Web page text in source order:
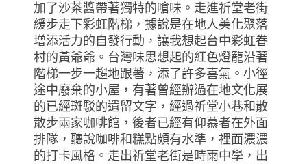
加了沙茶醬帶著獨特的嗆味。走進祈堂老街
緩步走下彩虹階梯，據說是在地人美化聚落
增添活力的自發行動，讓我想起台中彩虹眷
村的黃爺爺。台灣味思想起的紅色燈籠沿著
階梯一步一趨地跟著，添了許多喜氣。小徑
途中廢棄的小屋，有著曾經辦過在地文化展
的已經斑駁的遺留文字，經過祈堂小巷和散
散步兩家咖啡館，後者已經有仰慕者在外面
排隊，聽說咖啡和糕點頗有水準，裡面濃濃
的打卡風格。走出祈堂老街是時雨中學，出